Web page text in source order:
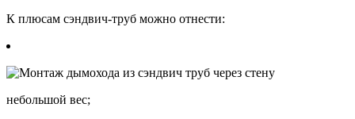
К плюсам сэндвич-труб можно отнести:
небольшой вес;